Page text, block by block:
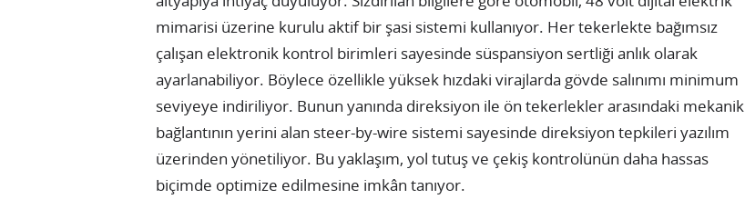
mimarisi üzerine kurulu aktif bir şasi sistemi kullanıyor. Her tekerlekte bağımsız
çalışan elektronik kontrol birimleri sayesinde süspansiyon sertliği anlık olarak
ayarlanabiliyor. Böylece özellikle yüksek hızdaki virajlarda gövde salınımı minimum
seviyeye indiriliyor. Bunun yanında direksiyon ile ön tekerlekler arasındaki mekanik
bağlantının yerini alan steer-by-wire sistemi sayesinde direksiyon tepkileri yazılım
üzerinden yönetiliyor. Bu yaklaşım, yol tutuş ve çekiş kontrolünün daha hassas
biçimde optimize edilmesine imkân tanıyor.